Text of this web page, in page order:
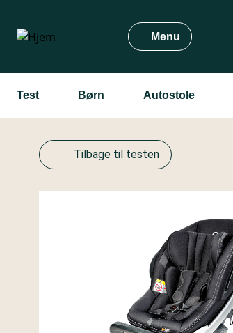
hovedindhold
Menu
Test Børn Autostole
Tilbage til testen